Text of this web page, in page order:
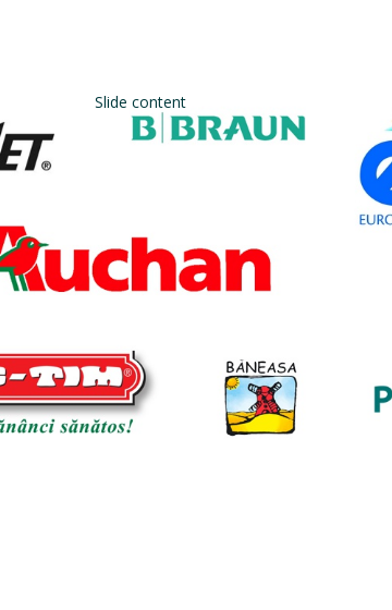
Slide content